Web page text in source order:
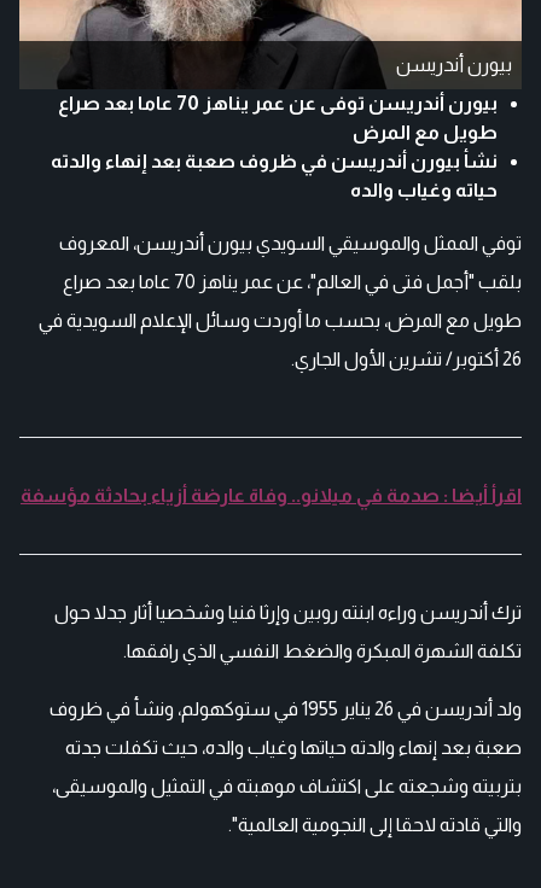
بيورن أندريسن
بيورن أندريسن توفى عن عمر يناهز 70 عاما بعد صراع
طويل مع المرض
نشأ بيورن أندريسن في ظروف صعبة بعد إنهاء والدته
حياته وغياب والده
توفي الممثل والموسيقي السويدي بيورن أندريسن، المعروف
بلقب "أجمل فتى في العالم"، عن عمر يناهز 70 عاما بعد صراع
طويل مع المرض، بحسب ما أوردت وسائل الإعلام السويدية في
26 أكتوبر/ تشرين الأول الجاري.
اقرأ أيضا : صدمة في ميلانو.. وفاة عارضة أزياء بحادثة مؤسفة
ترك أندريسن وراءه ابنته روبين وإرثا فنيا وشخصيا أثار جدلا حول
تكلفة الشهرة المبكرة والضغط النفسي الذي رافقها.
ولد أندريسن في 26 يناير 1955 في ستوكهولم، ونشأ في ظروف
صعبة بعد إنهاء والدته حياتها وغياب والده، حيث تكفلت جدته
بتربيته وشجعته على اكتشاف موهبته في التمثيل والموسيقى،
والتي قادته لاحقا إلى النجومية العالمية".